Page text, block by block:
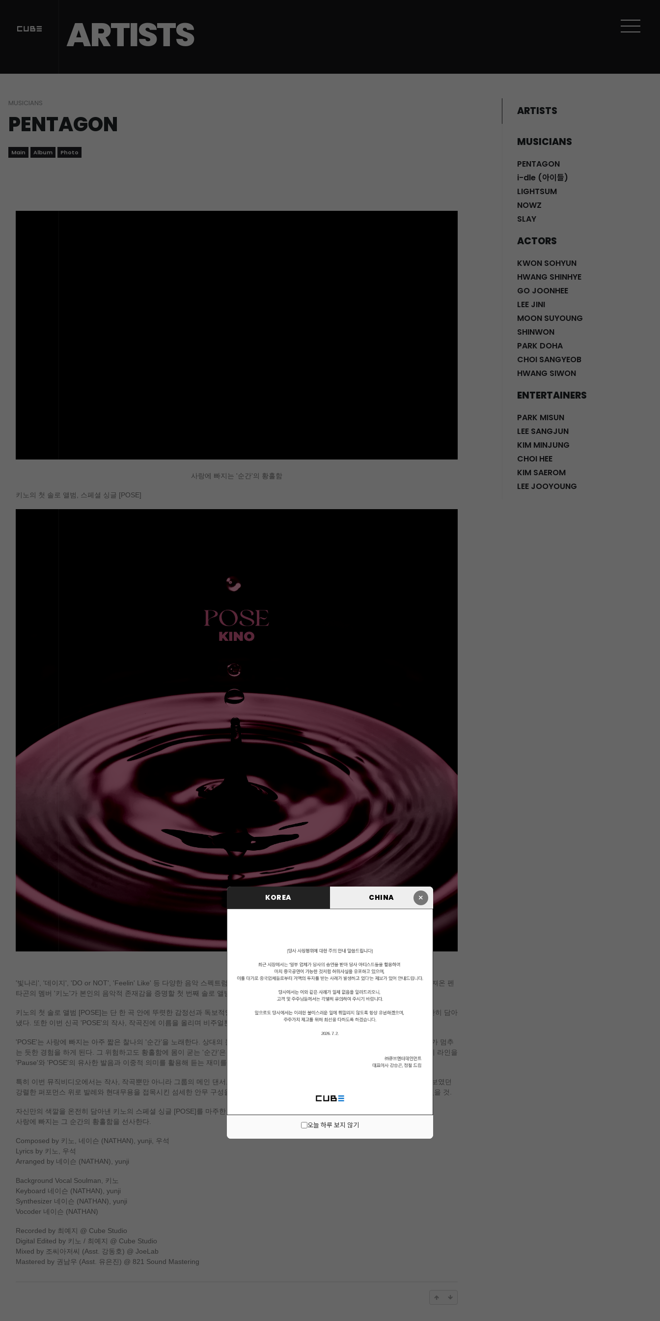
×
KOREA CHINA
오늘 하루 보지 않기
ARTISTS
MUSICIANS
PENTAGON
Main Album Photo
사랑에 빠지는 '순간'의 황홀함
키노의 첫 솔로 앨범, 스페셜 싱글 [POSE]
'빛나리', '데이지', 'DO or NOT', 'Feelin' Like' 등 다양한 음악 스펙트럼과 높은 콘셉트 소화력으로 많은 K-POP 팬들에게 공고히 입지를 다져온 펜
타곤의 멤버 '키노'가 본인의 음악적 존재감을 증명할 첫 번째 솔로 앨범, 스페셜 싱글 [POSE]를 발매한다.
키노의 첫 솔로 앨범 [POSE]는 단 한 곡 안에 뚜렷한 감정선과 독보적인 퍼포먼스는 물론 모두의 눈과 귀를 사로잡을 다채로운 매력을 무한히 담아
냈다. 또한 이번 신곡 'POSE'의 작사, 작곡진에 이름을 올리며 비주얼뿐만 아니라 아티스트로서 한층 성장한 키노의 모습을 선보인다.
'POSE'는 사랑에 빠지는 아주 짧은 찰나의 '순간'을 노래한다. 상대의 눈에서 동일성을 인식하는 '순간' 사랑이 시작되고, 모든 시간과 공기가 멈추
는 듯한 경험을 하게 된다. 그 위험하고도 황홀함에 몸이 굳는 '순간'은 마치 작품을 위해 포즈를 취한 모습과도 같다. 이와 같은 곡의 스토리 라인을
'Pause'와 'POSE'의 유사한 발음과 이중적 의미를 활용해 듣는 재미를 배가시킨다.
특히 이번 뮤직비디오에서는 작사, 작곡뿐만 아니라 그룹의 메인 댄서로서 단단하게 쌓아온 키노의 역량을 가감 없이 보여준다. 기존에 선보였던
강렬한 퍼포먼스 위로 발레와 현대무용을 접목시킨 섬세한 안무 구성을 더함으로써 보다 유니크하고 차별화된 키노만의 매력을 엿볼 수 있을 것.
자신만의 색깔을 온전히 담아낸 키노의 스페셜 싱글 [POSE]를 마주한 모든 이들에게
사랑에 빠지는 그 순간의 황홀함을 선사한다.
Composed by 키노, 네이슨 (NATHAN), yunji, 우석
Lyrics by 키노, 우석
Arranged by 네이슨 (NATHAN), yunji
Background Vocal Soulman, 키노
Keyboard 네이슨 (NATHAN), yunji
Synthesizer 네이슨 (NATHAN), yunji
Vocoder 네이슨 (NATHAN)
Recorded by 최예지 @ Cube Studio
Digital Edited by 키노 / 최예지 @ Cube Studio
Mixed by 조씨아저씨 (Asst. 강동호) @ JoeLab
Mastered by 권남우 (Asst. 유은진) @ 821 Sound Mastering
ARTISTS
MUSICIANS
PENTAGON
i-dle (아이들)
LIGHTSUM
NOWZ
SLAY
ACTORS
KWON SOHYUN
HWANG SHINHYE
GO JOONHEE
LEE JINI
MOON SUYOUNG
SHINWON
PARK DOHA
CHOI SANGYEOB
HWANG SIWON
ENTERTAINERS
PARK MISUN
LEE SANGJUN
KIM MINJUNG
CHOI HEE
KIM SAEROM
LEE JOOYOUNG